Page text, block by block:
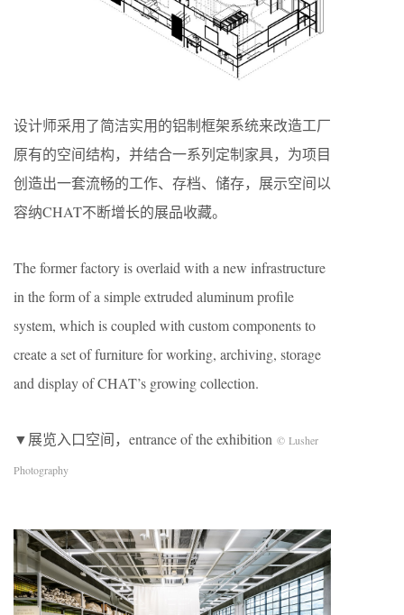
设计师采用了简洁实用的铝制框架系统来改造工厂
原有的空间结构，并结合一系列定制家具，为项目
创造出一套流畅的工作、存档、储存，展示空间以
容纳CHAT不断增长的展品收藏。
The former factory is overlaid with a new infrastructure
in the form of a simple extruded aluminum profile
system, which is coupled with custom components to
create a set of furniture for working, archiving, storage
and display of CHAT’s growing collection.
▼展览入口空间，entrance of the exhibition © Lusher
Photography